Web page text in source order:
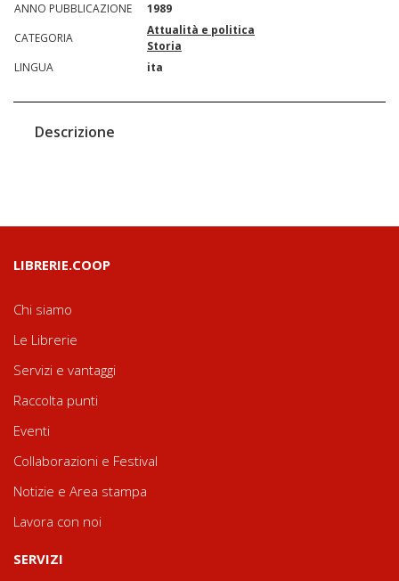
ANNO PUBBLICAZIONE
1989
CATEGORIA
Attualità e politica
Storia
LINGUA
ita
Descrizione
LIBRERIE.COOP
Chi siamo
Le Librerie
Servizi e vantaggi
Raccolta punti
Eventi
Collaborazioni e Festival
Notizie e Area stampa
Lavora con noi
SERVIZI